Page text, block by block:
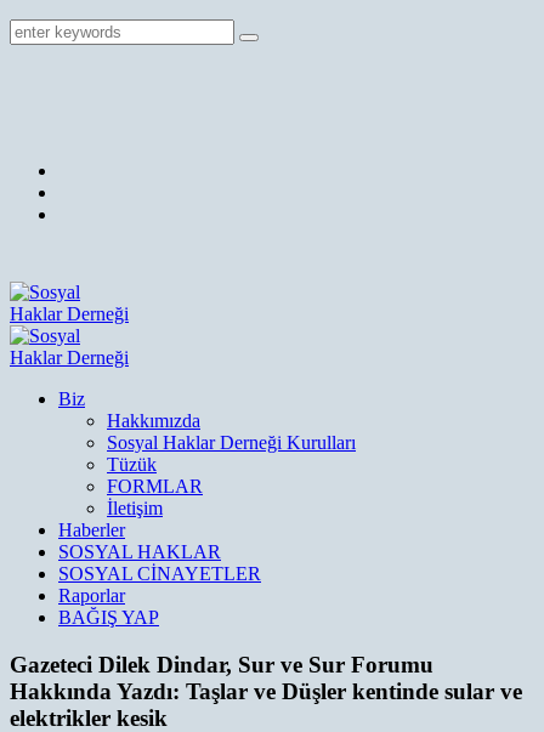
Biz
Hakkımızda
Sosyal Haklar Derneği Kurulları
Tüzük
FORMLAR
İletişim
Haberler
SOSYAL HAKLAR
SOSYAL CİNAYETLER
Raporlar
BAĞIŞ YAP
Gazeteci Dilek Dindar, Sur ve Sur Forumu
Hakkında Yazdı: Taşlar ve Düşler kentinde sular ve
elektrikler kesik